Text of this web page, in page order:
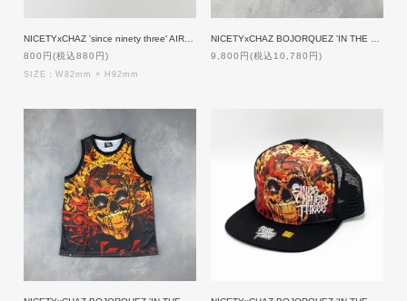
800円(税込880円)
SIZE：W82mm × H92mm
9,800円(税込10,780円)